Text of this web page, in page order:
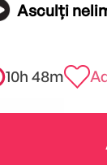
Asculți
10h 48m